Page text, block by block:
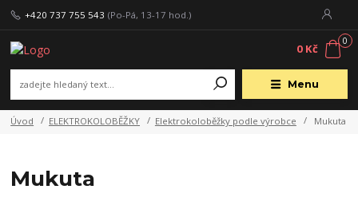
Menu
+420 737 755 543 (Po-Pá, 13-17 hod.)
0
0 Kč
Úvod ELEKTROKOLOBĚŽKY Elektrokoloběžky podle výrobce Mukuta
Mukuta